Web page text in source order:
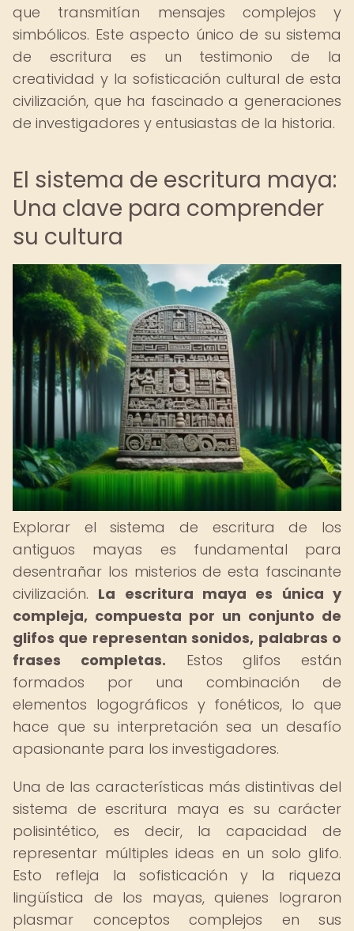
que transmitían mensajes complejos y
simbólicos. Este aspecto único de su sistema
de escritura es un testimonio de la
creatividad y la sofisticación cultural de esta
civilización, que ha fascinado a generaciones
de investigadores y entusiastas de la historia.
El sistema de escritura maya:
Una clave para comprender
su cultura
Explorar el sistema de escritura de los
antiguos mayas es fundamental para
desentrañar los misterios de esta fascinante
civilización. La escritura maya es única y
compleja, compuesta por un conjunto de
glifos que representan sonidos, palabras o
frases completas. Estos glifos están
formados por una combinación de
elementos logográficos y fonéticos, lo que
hace que su interpretación sea un desafío
apasionante para los investigadores.
Una de las características más distintivas del
sistema de escritura maya es su carácter
polisintético, es decir, la capacidad de
representar múltiples ideas en un solo glifo.
Esto refleja la sofisticación y la riqueza
lingüística de los mayas, quienes lograron
plasmar conceptos complejos en sus